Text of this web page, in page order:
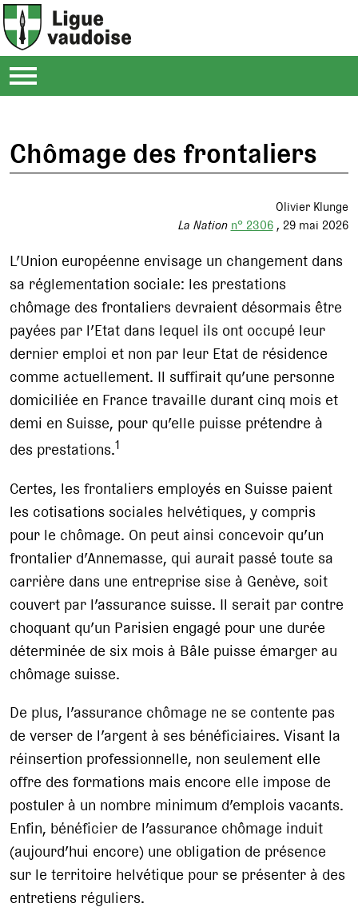
Chômage des frontaliers
Olivier Klunge
La Nation n° 2306 29 mai 2026
L’Union européenne envisage un changement dans
sa réglementation sociale: les prestations
chômage des frontaliers devraient désormais être
payées par l’Etat dans lequel ils ont occupé leur
dernier emploi et non par leur Etat de résidence
comme actuellement. Il suffirait qu’une personne
domiciliée en France travaille durant cinq mois et
demi en Suisse, pour qu’elle puisse prétendre à
des prestations.1
Certes, les frontaliers employés en Suisse paient
les cotisations sociales helvétiques, y compris
pour le chômage. On peut ainsi concevoir qu’un
frontalier d’Annemasse, qui aurait passé toute sa
carrière dans une entreprise sise à Genève, soit
couvert par l’assurance suisse. Il serait par contre
choquant qu’un Parisien engagé pour une durée
déterminée de six mois à Bâle puisse émarger au
chômage suisse.
De plus, l’assurance chômage ne se contente pas
de verser de l’argent à ses bénéficiaires. Visant la
réinsertion professionnelle, non seulement elle
offre des formations mais encore elle impose de
postuler à un nombre minimum d’emplois vacants.
Enfin, bénéficier de l’assurance chômage induit
(aujourd’hui encore) une obligation de présence
sur le territoire helvétique pour se présenter à des
entretiens réguliers.